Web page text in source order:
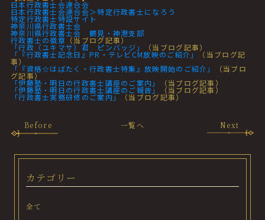
日本行政書士会連合会
日本行政書士会連合会＞特定行政書士になろう
特定行政書士特設サイト
神奈川県行政書士会
神奈川県行政書士会 鶴見・神港支部
行政書士の徽章（当ブログ記事）
「行政（ユキマサ）君 ピンバッジ」 （当ブログ記事）
「『行政書士記念日』PR・テレビCM放映のご紹介」 （当ブログ記
事）
「『資格☆はばたく・行政書士特集』放映開始のご紹介」 （当ブロ
グ記事）
「伊藤塾・明日の行政書士講座のご案内」 （当ブログ記事）
「伊藤塾・明日の行政書士講座のご報告」 （当ブログ記事）
「行政書士実務研修のご案内」 （当ブログ記事）
Before 一覧へ Next
カテゴリー
全て